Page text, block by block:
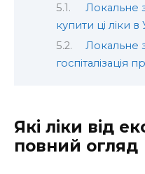
Локальне
купити ці ліки в
Локальне
госпіталізація
Які ліки від
повний огляд